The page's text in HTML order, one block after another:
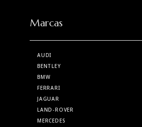
Marcas
AUDI
BENTLEY
BMW
FERRARI
JAGUAR
LAND-ROVER
MERCEDES